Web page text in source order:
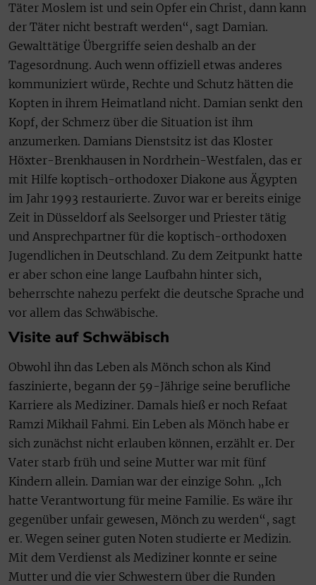
Täter Moslem ist und sein Opfer ein Christ, dann kann
der Täter nicht bestraft werden“, sagt Damian.
Gewalttätige Übergriffe seien deshalb an der
Tagesordnung. Auch wenn offiziell etwas anderes
kommuniziert würde, Rechte und Schutz hätten die
Kopten in ihrem Heimatland nicht. Damian senkt den
Kopf, der Schmerz über die Situation ist ihm
anzumerken. Damians Dienstsitz ist das Kloster
Höxter-Brenkhausen in Nordrhein-Westfalen, das er
mit Hilfe koptisch-orthodoxer Diakone aus Ägypten
im Jahr 1993 restaurierte. Zuvor war er bereits einige
Zeit in Düsseldorf als Seelsorger und Priester tätig
und Ansprechpartner für die koptisch-orthodoxen
Jugendlichen in Deutschland. Zu dem Zeitpunkt hatte
er aber schon eine lange Laufbahn hinter sich,
beherrschte nahezu perfekt die deutsche Sprache und
vor allem das Schwäbische.
Visite auf Schwäbisch
Obwohl ihn das Leben als Mönch schon als Kind
faszinierte, begann der 59-Jährige seine berufliche
Karriere als Mediziner. Damals hieß er noch Refaat
Ramzi Mikhail Fahmi. Ein Leben als Mönch habe er
sich zunächst nicht erlauben können, erzählt er. Der
Vater starb früh und seine Mutter war mit fünf
Kindern allein. Damian war der einzige Sohn. „Ich
hatte Verantwortung für meine Familie. Es wäre ihr
gegenüber unfair gewesen, Mönch zu werden“, sagt
er. Wegen seiner guten Noten studierte er Medizin.
Mit dem Verdienst als Mediziner konnte er seine
Mutter und die vier Schwestern über die Runden